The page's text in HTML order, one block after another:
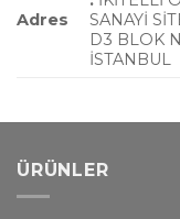
Adres
SANAYİ
D3 BLOK
İSTANBUL
ÜRÜNLER